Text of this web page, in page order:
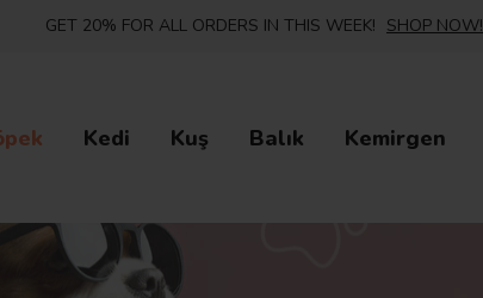
GET 20% FOR ALL ORDERS IN THIS WEEK! SHOP NOW!
Kedi Kuş Balık Kemirgen